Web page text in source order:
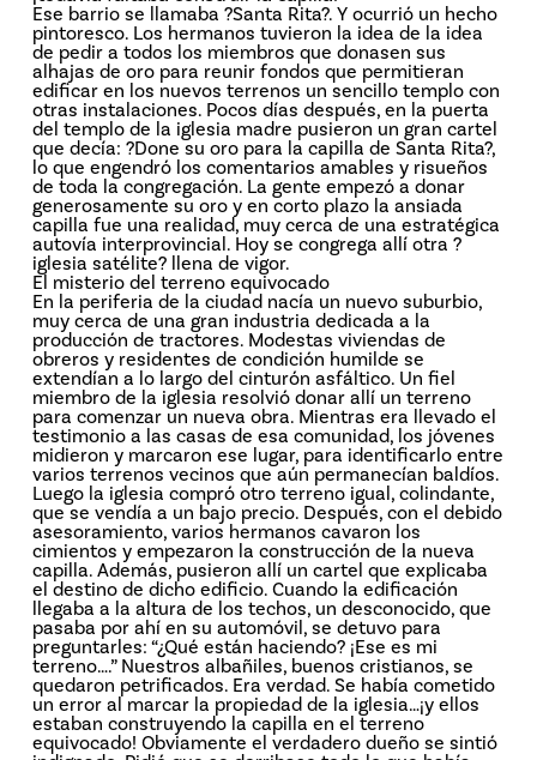
Ese barrio se llamaba ?Santa Rita?. Y ocurrió un hecho
pintoresco. Los hermanos tuvieron la idea de la idea
de pedir a todos los miembros que donasen sus
alhajas de oro para reunir fondos que permitieran
edificar en los nuevos terrenos un sencillo templo con
otras instalaciones. Pocos días después, en la puerta
del templo de la iglesia madre pusieron un gran cartel
que decía: ?Done su oro para la capilla de Santa Rita?,
lo que engendró los comentarios amables y risueños
de toda la congregación. La gente empezó a donar
generosamente su oro y en corto plazo la ansiada
capilla fue una realidad, muy cerca de una estratégica
autovía interprovincial. Hoy se congrega allí otra ?
iglesia satélite? llena de vigor.
El misterio del terreno equivocado
En la periferia de la ciudad nacía un nuevo suburbio,
muy cerca de una gran industria dedicada a la
producción de tractores. Modestas viviendas de
obreros y residentes de condición humilde se
extendían a lo largo del cinturón asfáltico. Un fiel
miembro de la iglesia resolvió donar allí un terreno
para comenzar un nueva obra. Mientras era llevado el
testimonio a las casas de esa comunidad, los jóvenes
midieron y marcaron ese lugar, para identificarlo entre
varios terrenos vecinos que aún permanecían baldíos.
Luego la iglesia compró otro terreno igual, colindante,
que se vendía a un bajo precio. Después, con el debido
asesoramiento, varios hermanos cavaron los
cimientos y empezaron la construcción de la nueva
capilla. Además, pusieron allí un cartel que explicaba
el destino de dicho edificio. Cuando la edificación
llegaba a la altura de los techos, un desconocido, que
pasaba por ahí en su automóvil, se detuvo para
preguntarles: “¿Qué están haciendo? ¡Ese es mi
terreno….” Nuestros albañiles, buenos cristianos, se
quedaron petrificados. Era verdad. Se había cometido
un error al marcar la propiedad de la iglesia…¡y ellos
estaban construyendo la capilla en el terreno
equivocado! Obviamente el verdadero dueño se sintió